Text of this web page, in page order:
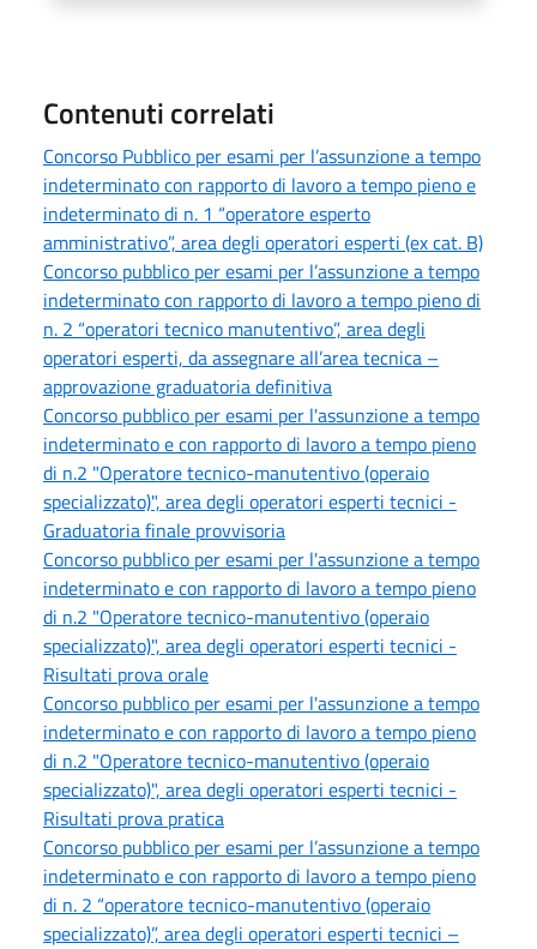
Contenuti correlati
Concorso Pubblico per esami per l’assunzione a tempo
indeterminato con rapporto di lavoro a tempo pieno e
indeterminato di n. 1 “operatore esperto
amministrativo”, area degli operatori esperti (ex cat. B)
Concorso pubblico per esami per l’assunzione a tempo
indeterminato con rapporto di lavoro a tempo pieno di
n. 2 “operatori tecnico manutentivo”, area degli
operatori esperti, da assegnare all’area tecnica –
approvazione graduatoria definitiva
Concorso pubblico per esami per l'assunzione a tempo
indeterminato e con rapporto di lavoro a tempo pieno
di n.2 "Operatore tecnico-manutentivo (operaio
specializzato)", area degli operatori esperti tecnici -
Graduatoria finale provvisoria
Concorso pubblico per esami per l'assunzione a tempo
indeterminato e con rapporto di lavoro a tempo pieno
di n.2 "Operatore tecnico-manutentivo (operaio
specializzato)", area degli operatori esperti tecnici -
Risultati prova orale
Concorso pubblico per esami per l'assunzione a tempo
indeterminato e con rapporto di lavoro a tempo pieno
di n.2 "Operatore tecnico-manutentivo (operaio
specializzato)", area degli operatori esperti tecnici -
Risultati prova pratica
Concorso pubblico per esami per l’assunzione a tempo
indeterminato e con rapporto di lavoro a tempo pieno
di n. 2 “operatore tecnico-manutentivo (operaio
specializzato)”, area degli operatori esperti tecnici –